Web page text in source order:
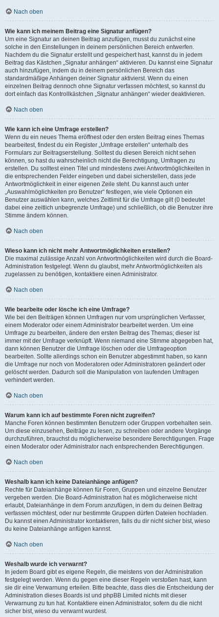
Nach oben
Wie kann ich meinem Beitrag eine Signatur anfügen?
Um eine Signatur an deinen Beitrag anzufügen, musst du zunächst eine
solche in den Einstellungen in deinem persönlichen Bereich entwerfen.
Nachdem du die Signatur erstellt und gespeichert hast, kannst du in jedem
Beitrag das Kästchen „Signatur anhängen“ aktivieren. Du kannst eine Signatur
auch hinzufügen, indem du in deinem persönlichen Bereich das
standardmäßige Anhängen deiner Signatur aktivierst. Wenn du einen
einzelnen Beitrag dennoch ohne Signatur verfassen möchtest, so kannst du
dort einfach das Kontrollkästchen „Signatur anhängen“ wieder deaktivieren.
Nach oben
Wie kann ich eine Umfrage erstellen?
Wenn du ein neues Thema eröffnest oder den ersten Beitrag eines Themas
bearbeitest, findest du ein Register „Umfrage erstellen“ unterhalb des
Formulars zur Beitragserstellung. Solltest du diesen Bereich nicht sehen
können, so hast du wahrscheinlich nicht die Berechtigung, Umfragen zu
erstellen. Du solltest einen Titel und mindestens zwei Antwortmöglichkeiten in
die entsprechenden Felder eingeben und dabei sicherstellen, dass jede
Antwortmöglichkeit in einer eigenen Zeile steht. Du kannst auch unter
„Auswahlmöglichkeiten pro Benutzer“ festlegen, wie viele Optionen ein
Benutzer auswählen kann, welches Zeitlimit für die Umfrage gilt (0 bedeutet
dabei eine zeitlich unbegrenzte Umfrage) und schließlich, ob die Benutzer ihre
Stimme ändern können.
Nach oben
Wieso kann ich nicht mehr Antwortmöglichkeiten erstellen?
Die maximal zulässige Anzahl von Antwortmöglichkeiten wird durch die Board-
Administration festgelegt. Wenn du glaubst, mehr Antwortmöglichkeiten als
zugelassen zu benötigen, kontaktiere einen Administrator.
Nach oben
Wie bearbeite oder lösche ich eine Umfrage?
Wie bei den Beiträgen können Umfragen nur vom ursprünglichen Verfasser,
einem Moderator oder einem Administrator bearbeitet werden. Um eine
Umfrage zu bearbeiten, ändere den ersten Beitrag des Themas; dieser ist
immer mit der Umfrage verknüpft. Wenn niemand eine Stimme abgegeben hat,
dann können Benutzer die Umfrage löschen oder die Umfrageoption
bearbeiten. Sollte allerdings schon ein Benutzer abgestimmt haben, so kann
die Umfrage nur noch von Moderatoren oder Administratoren geändert oder
gelöscht werden. Dadurch soll die Manipulation von laufenden Umfragen
verhindert werden.
Nach oben
Warum kann ich auf bestimmte Foren nicht zugreifen?
Manche Foren können bestimmten Benutzern oder Gruppen vorbehalten sein.
Um diese einzusehen, Beiträge zu lesen, zu schreiben oder andere Vorgänge
durchzuführen, brauchst du möglicherweise besondere Berechtigungen. Frage
einen Moderator oder Administrator nach entsprechenden Berechtigungen.
Nach oben
Weshalb kann ich keine Dateianhänge anfügen?
Rechte für Dateianhänge können für Foren, Gruppen und einzelne Benutzer
vergeben werden. Die Board-Administration hat es möglicherweise nicht
erlaubt, Dateianhänge in dem Forum anzufügen, in dem du deinen Beitrag
verfassen möchtest, oder nur bestimmte Gruppen dürfen Dateien hochladen.
Du kannst einen Administrator kontaktieren, falls du dir nicht sicher bist, wieso
du keine Dateianhänge anfügen kannst.
Nach oben
Weshalb wurde ich verwarnt?
In jedem Board gibt es eigene Regeln, die meistens von der Administration
festgelegt werden. Wenn du gegen eine dieser Regeln verstoßen hast, kann
sie dir eine Verwarnung erteilen. Bitte beachte, dass dies die Entscheidung der
Administration dieses Boards ist und phpBB Limited nichts mit dieser
Verwarnung zu tun hat. Kontaktiere einen Administrator, sofern du die nicht
sicher bist, wieso du verwarnt wurdest.